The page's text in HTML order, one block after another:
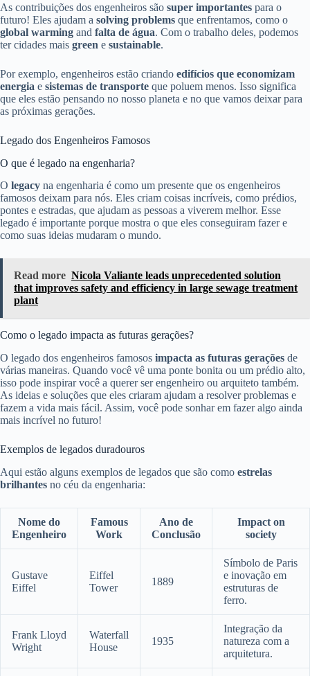
As contribuições dos engenheiros são super importantes para o
futuro! Eles ajudam a solving problems que enfrentamos, como o
global warming and falta de água. Com o trabalho deles, podemos
ter cidades mais green e sustainable.
Por exemplo, engenheiros estão criando edifícios que economizam
energia e sistemas de transporte que poluem menos. Isso significa
que eles estão pensando no nosso planeta e no que vamos deixar para
as próximas gerações.
Legado dos Engenheiros Famosos
O que é legado na engenharia?
O legacy na engenharia é como um presente que os engenheiros
famosos deixam para nós. Eles criam coisas incríveis, como prédios,
pontes e estradas, que ajudam as pessoas a viverem melhor. Esse
legado é importante porque mostra o que eles conseguiram fazer e
como suas ideias mudaram o mundo.
Read more Nicola Valiante leads unprecedented solution
that improves safety and efficiency in large sewage treatment
plant
Como o legado impacta as futuras gerações?
O legado dos engenheiros famosos impacta as futuras gerações de
várias maneiras. Quando você vê uma ponte bonita ou um prédio alto,
isso pode inspirar você a querer ser engenheiro ou arquiteto também.
As ideias e soluções que eles criaram ajudam a resolver problemas e
fazem a vida mais fácil. Assim, você pode sonhar em fazer algo ainda
mais incrível no futuro!
Exemplos de legados duradouros
Aqui estão alguns exemplos de legados que são como estrelas
brilhantes no céu da engenharia:
Nome do
Engenheiro
Famous
Work
Ano de
Conclusão
Impact on
society
Gustave
Eiffel
Eiffel
Tower
1889
Símbolo de Paris
e inovação em
estruturas de
ferro.
Frank Lloyd
Wright
Waterfall
House
1935
Integração da
natureza com a
arquitetura.